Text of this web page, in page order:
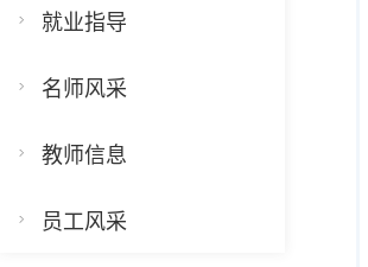
就业指导
名师风采
教师信息
员工风采